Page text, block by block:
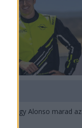
hogy Alonso marad az